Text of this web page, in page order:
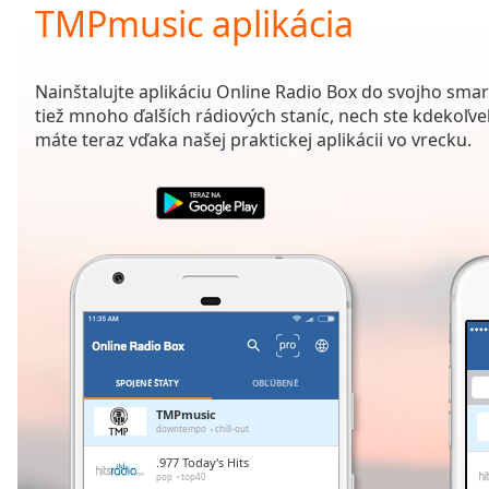
Current
Time0:00
Duration-:-
Loaded:
0.00%
Remaining
TMPmusic aplikácia
Nainštalujte aplikáciu Online Radio Box do svojho
tiež mnoho ďalších rádiových staníc, nech ste
máte teraz vďaka našej praktickej aplikácii vo vrecku.
SPOJENÉ ŠTÁTY OBĽÚBENÉ
TMPmusic
downtempo chill-out
.977 Today's Hits
pop top40